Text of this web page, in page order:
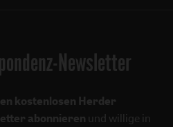
Newsletter
kostenlosen Herder
abonnieren und willige in